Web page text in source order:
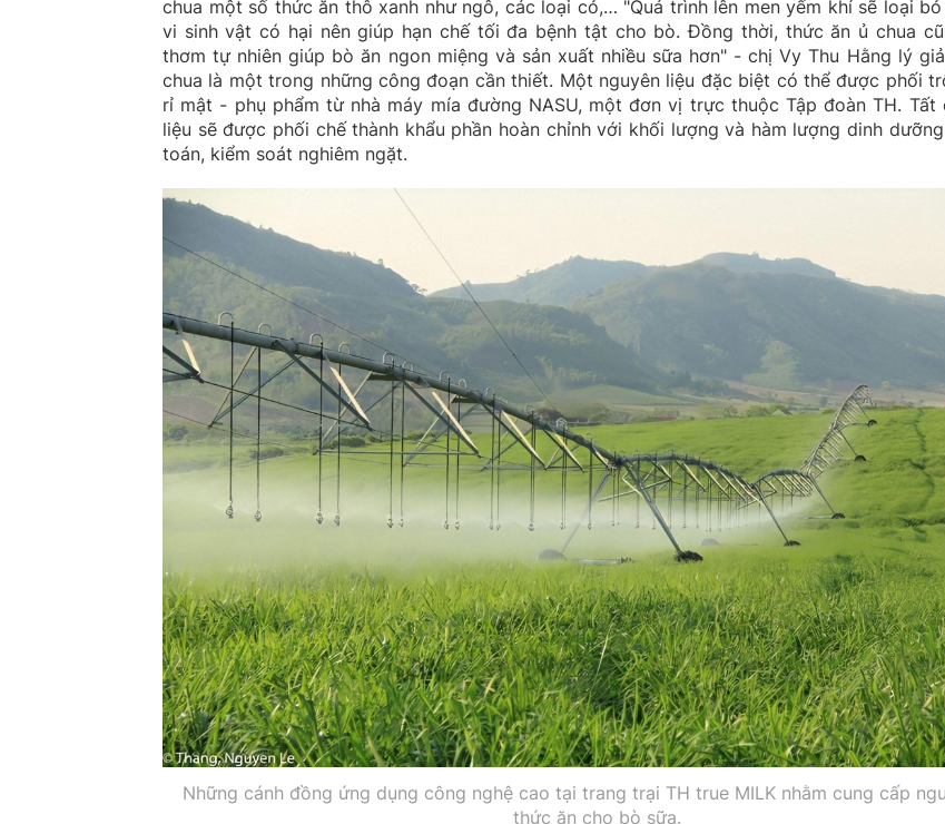
chua một số thức ăn thô xanh như ngô, các loại cỏ,… "Quá trình lên men yếm khí sẽ loại bỏ
vi sinh vật có hại nên giúp hạn chế tối đa bệnh tật cho bò. Đồng thời, thức ăn ủ chua
thơm tự nhiên giúp bò ăn ngon miệng và sản xuất nhiều sữa hơn" - chị Vy Thu Hằng lý
chua là một trong những công đoạn cần thiết. Một nguyên liệu đặc biệt có thể được phối
rỉ mật - phụ phẩm từ nhà máy mía đường NASU, một đơn vị trực thuộc Tập đoàn TH. Tất
liệu sẽ được phối chế thành khẩu phần hoàn chỉnh với khối lượng và hàm lượng dinh
toán, kiểm soát nghiêm ngặt.
Những cánh đồng ứng dụng công nghệ cao tại trang trại TH true MILK nhằm cung cấp
thức ăn cho bò sữa.